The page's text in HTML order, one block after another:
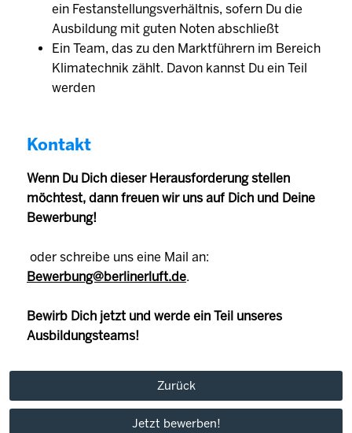
ein Festanstellungsverhältnis, sofern Du die
Ausbildung mit guten Noten abschließt
Ein Team, das zu den Marktführern im Bereich
Klimatechnik zählt. Davon kannst Du ein Teil
werden
Kontakt
Wenn Du Dich dieser Herausforderung stellen
möchtest, dann freuen wir uns auf Dich und Deine
Bewerbung!
oder schreibe uns eine Mail an:
Bewerbung@berlinerluft.de.
Bewirb Dich jetzt und werde ein Teil unseres
Ausbildungsteams!
Zurück
Jetzt bewerben!